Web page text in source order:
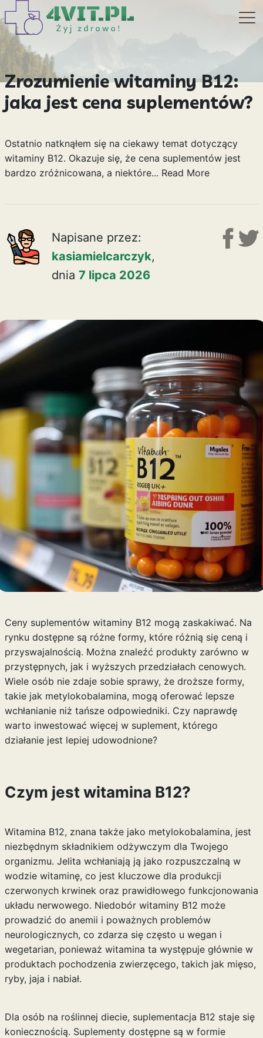
Zrozumienie witaminy B12:
jaka jest cena suplementów?
Ostatnio natknąłem się na ciekawy temat dotyczący
witaminy B12. Okazuje się, że cena suplementów jest
bardzo zróżnicowana, a niektóre... Read More
Napisane przez:
kasiamielcarczyk,
dnia 7 lipca 2026
Ceny suplementów witaminy B12 mogą zaskakiwać. Na
rynku dostępne są różne formy, które różnią się ceną i
przyswajalnością. Można znaleźć produkty zarówno w
przystępnych, jak i wyższych przedziałach cenowych.
Wiele osób nie zdaje sobie sprawy, że droższe formy,
takie jak metylokobalamina, mogą oferować lepsze
wchłanianie niż tańsze odpowiedniki. Czy naprawdę
warto inwestować więcej w suplement, którego
działanie jest lepiej udowodnione?
Czym jest witamina B12?
Witamina B12, znana także jako metylokobalamina, jest
niezbędnym składnikiem odżywczym dla Twojego
organizmu. Jelita wchłaniają ją jako rozpuszczalną w
wodzie witaminę, co jest kluczowe dla produkcji
czerwonych krwinek oraz prawidłowego funkcjonowania
układu nerwowego. Niedobór witaminy B12 może
prowadzić do anemii i poważnych problemów
neurologicznych, co zdarza się często u wegan i
wegetarian, ponieważ witamina ta występuje głównie w
produktach pochodzenia zwierzęcego, takich jak mięso,
ryby, jaja i nabiał.
Dla osób na roślinnej diecie, suplementacja B12 staje się
koniecznością. Suplementy dostępne są w formie